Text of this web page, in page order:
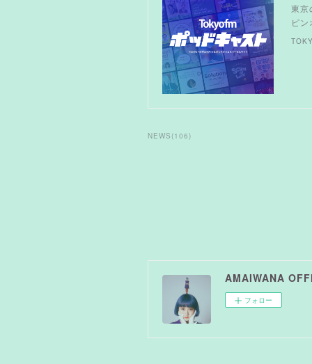
東京
ピ
NEWS (106)
AMAIWANA
フォロー